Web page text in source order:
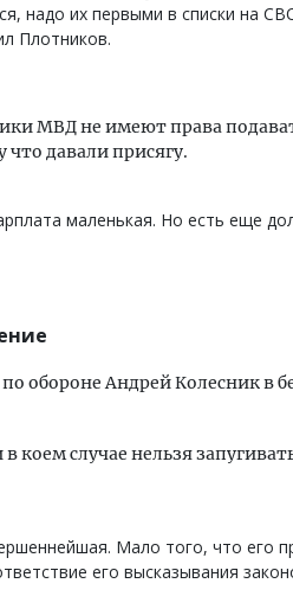
надо их первыми в списки на
Плотников.
МВД не имеют права
давали присягу.
маленькая. Но есть еще
обороне Андрей Колесник в
коем случае нельзя
Мало того, что его
его высказывания